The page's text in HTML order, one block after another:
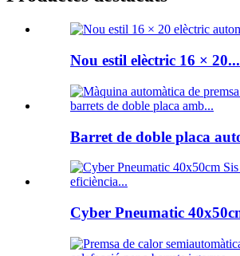
Nou estil elèctric 16 × 20...
Barret de doble placa
Cyber ​​Pneumatic